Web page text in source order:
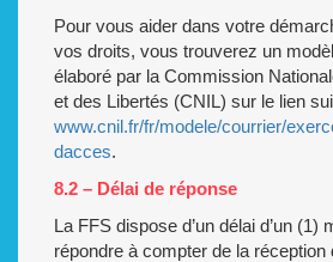
Pour vous aider dans votre
vos droits, vous trouverez un
élaboré par la Commission
et des Libertés (CNIL) sur le lien
www.cnil.fr/fr/modele/courrier/
dacces.
8.2 – Délai de réponse
La FFS dispose d’un délai d’un (1)
répondre à compter de la réception